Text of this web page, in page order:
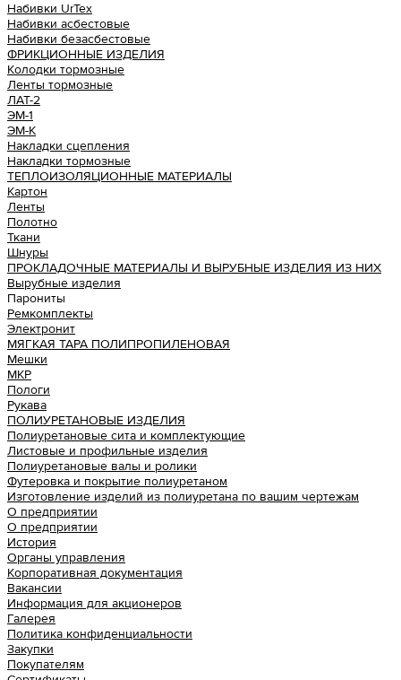
Набивки UrTex
Набивки асбестовые
Набивки безасбестовые
ФРИКЦИОННЫЕ ИЗДЕЛИЯ
Колодки тормозные
Ленты тормозные
ЛАТ-2
ЭМ-1
ЭМ-К
Накладки сцепления
Накладки тормозные
ТЕПЛОИЗОЛЯЦИОННЫЕ МАТЕРИАЛЫ
Картон
Ленты
Полотно
Ткани
Шнуры
ПРОКЛАДОЧНЫЕ МАТЕРИАЛЫ И ВЫРУБНЫЕ ИЗДЕЛИЯ ИЗ НИХ
Вырубные изделия
Парониты
Ремкомплекты
Электронит
МЯГКАЯ ТАРА ПОЛИПРОПИЛЕНОВАЯ
Мешки
МКР
Пологи
Рукава
ПОЛИУРЕТАНОВЫЕ ИЗДЕЛИЯ
Полиуретановые сита и комплектующие
Листовые и профильные изделия
Полиуретановые валы и ролики
Футеровка и покрытие полиуретаном
Изготовление изделий из полиуретана по вашим чертежам
О предприятии
О предприятии
История
Органы управления
Корпоративная документация
Вакансии
Информация для акционеров
Галерея
Политика конфиденциальности
Закупки
Покупателям